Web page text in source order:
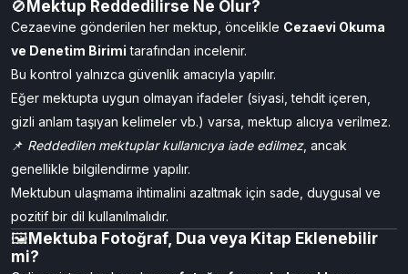
kadar sürebilir.
💡CezaevineMektup.comüzerinden yapılan gönderiler, baskı
işlemi sonrasıaynı gün PTT’ye teslim edilir.
Bu da teslim sürecini hızlandırır ve gecikmeleri en aza indirir.
🚫Mektup Reddedilirse Ne Olur?
Cezaevine gönderilen her mektup, öncelikleCezaevi Okuma
ve Denetim Birimitarafından incelenir.
Bu kontrol yalnızca güvenlik amacıyla yapılır.
Eğer mektupta uygun olmayan ifadeler (siyasi, tehdit içeren,
gizli anlam taşıyan kelimeler vb.) varsa, mektup alıcıya verilmez.
📌Reddedilen mektuplar kullanıcıya iade edilmez, ancak
genellikle bilgilendirme yapılır.